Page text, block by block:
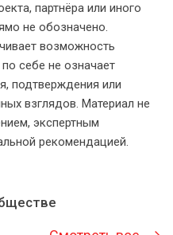
партнёра или иного
не обозначено.
возможность
себе не означает
подтверждения или
взглядов. Материал не
экспертным
рекомендацией.